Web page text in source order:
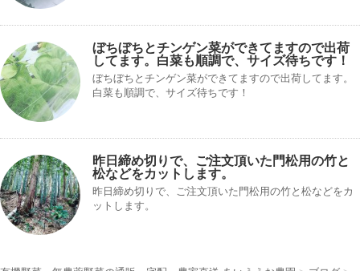
ぼちぼちとチンゲン菜ができてますので出荷
してます。白菜も順調で、サイズ待ちです！
ぼちぼちとチンゲン菜ができてますので出荷してます。
白菜も順調で、サイズ待ちです！
昨日締め切りで、ご注文頂いた門松用の竹と
松などをカットします。
昨日締め切りで、ご注文頂いた門松用の竹と松などをカ
ットします。